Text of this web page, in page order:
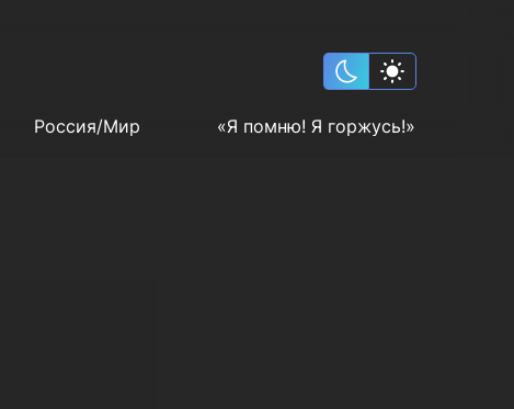
Россия/Мир «Я помню! Я горжусь!»